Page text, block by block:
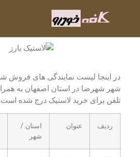
در اینجا لیست نمایندگی های فروش
شهر شهرضا در استان اصفهان به
تلفن برای خرید لاستیک درج شده است.
ردیف عنوان
استان /
شهر